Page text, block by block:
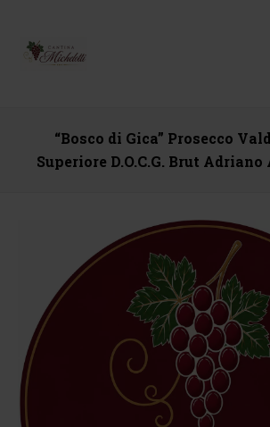
“Bosco di Gica” Prosecco
Superiore D.O.C.G. Brut